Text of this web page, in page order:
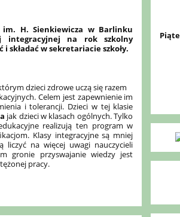
im. H. Sienkiewicza w Barlinku
integracyjnej na rok szkolny
składać w sekretariacie szkoły.
dzieci zdrowe uczą się razem
Celem jest zapewnienie im
i tolerancji. Dzieci w tej klasie
jak dzieci w klasach ogólnych. Tylko
realizują ten program w
Klasy integracyjne są mniej
liczyć na więcej uwagi nauczycieli
gronie przyswajanie wiedzy jest
pracy.